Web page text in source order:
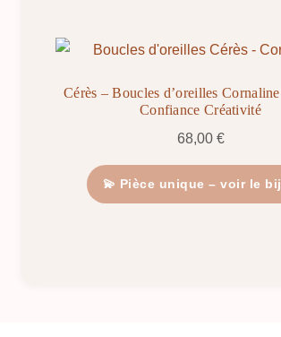
Cérès – Boucles d’oreilles
Confiance Créativité
68,00 €
💫 Pièce unique – voir le